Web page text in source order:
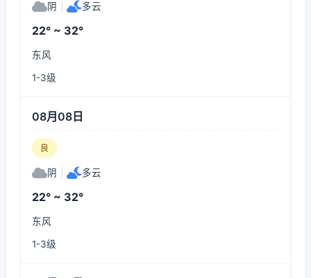
阴 多云
22° ~ 32°
东风
1-3级
08月08日
良
阴 多云
22° ~ 32°
东风
1-3级